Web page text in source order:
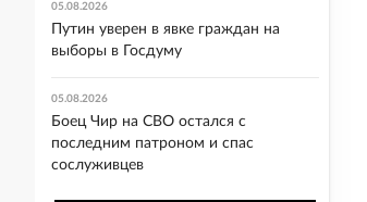
05.08.2026
Путин уверен в явке граждан на
выборы в Госдуму
05.08.2026
Боец Чир на СВО остался с
последним патроном и спас
сослуживцев